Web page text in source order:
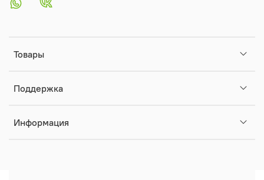
Товары
Поддержка
Информация